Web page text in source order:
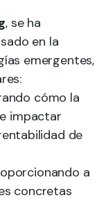
, se ha
en la
emergentes,
cómo la
impactar
de
a
concretas